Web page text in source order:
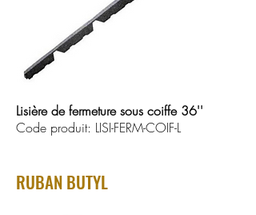
Lisière de fermeture sous coiffe 36''
Code produit: LISI-FERM-COIF-L
RUBAN BUTYL